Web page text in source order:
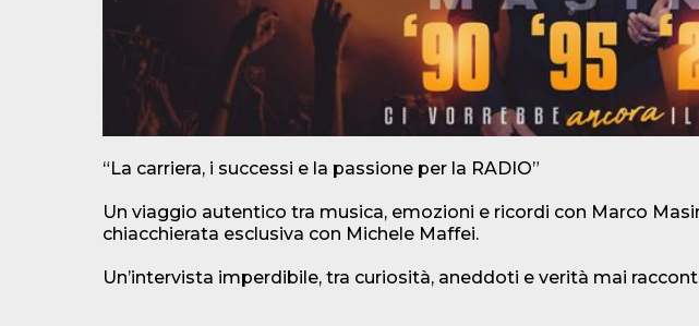
“La carriera, i successi e la passione per la RADIO”
Un viaggio autentico tra musica, emozioni e ricordi con Marco
chiacchierata esclusiva con Michele Maffei.
Un’intervista imperdibile, tra curiosità, aneddoti e verità mai